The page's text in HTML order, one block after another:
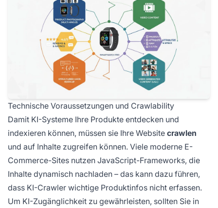
Technische Voraussetzungen und Crawlability
Damit KI-Systeme Ihre Produkte entdecken und
indexieren können, müssen sie Ihre Website crawlen
und auf Inhalte zugreifen können. Viele moderne E-
Commerce-Sites nutzen JavaScript-Frameworks, die
Inhalte dynamisch nachladen – das kann dazu führen,
dass KI-Crawler wichtige Produktinfos nicht erfassen.
Um KI-Zugänglichkeit zu gewährleisten, sollten Sie in